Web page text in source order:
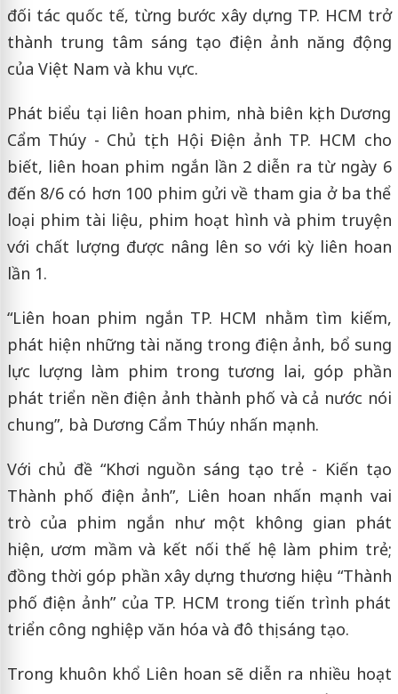
đối tác quốc tế, từng bước xây dựng TP. HCM trở
thành trung tâm sáng tạo điện ảnh năng động
của Việt Nam và khu vực.
Phát biểu tại liên hoan phim, nhà biên kịch Dương
Cẩm Thúy - Chủ tịch Hội Điện ảnh TP. HCM cho
biết, liên hoan phim ngắn lần 2 diễn ra từ ngày 6
đến 8/6 có hơn 100 phim gửi về tham gia ở ba thể
loại phim tài liệu, phim hoạt hình và phim truyện
với chất lượng được nâng lên so với kỳ liên hoan
lần 1.
“Liên hoan phim ngắn TP. HCM nhằm tìm kiếm,
phát hiện những tài năng trong điện ảnh, bổ sung
lực lượng làm phim trong tương lai, góp phần
phát triển nền điện ảnh thành phố và cả nước nói
chung”, bà Dương Cẩm Thúy nhấn mạnh.
Với chủ đề “Khơi nguồn sáng tạo trẻ - Kiến tạo
Thành phố điện ảnh”, Liên hoan nhấn mạnh vai
trò của phim ngắn như một không gian phát
hiện, ươm mầm và kết nối thế hệ làm phim trẻ;
đồng thời góp phần xây dựng thương hiệu “Thành
phố điện ảnh” của TP. HCM trong tiến trình phát
triển công nghiệp văn hóa và đô thị sáng tạo.
Trong khuôn khổ Liên hoan sẽ diễn ra nhiều hoạt